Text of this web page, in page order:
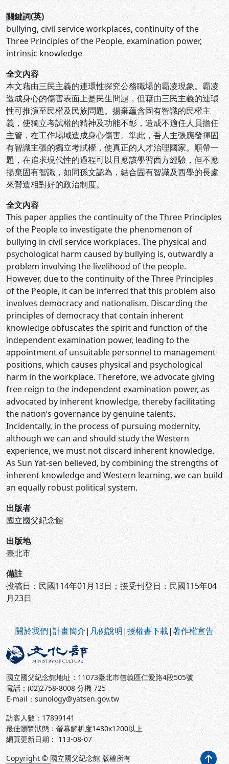
關鍵詞(英)
bullying, civil service workplaces, continuity of the
Three Principles of the People, examination power,
intrinsic knowledge
全文內容
本文藉由三民主義的連環性探究公務職場的霸凌現象。霸凌
造成身心的傷害表面上是民生問題，但藉由三民主義的連環
性可推演至民權及民族問題。揚棄蘊含固有智識的民權主
義，使獨立考試權的精神及功能不彰，造成不適任人員擔任
主管，在工作場域造成身心傷害。準此，吾人主張應發揮固
有智識主張的獨立考試權，使真正的人才治理國家。順帶一
題，在追求現代性的過程可以且應該學習西方經驗，但不應
揚棄固有智識，如同孫文認為，結合固有智識及西學的長處
來營造相對好的政治制度。
全文內容
This paper applies the continuity of the Three Principles
of the People to investigate the phenomenon of
bullying in civil service workplaces. The physical and
psychological harm caused by bullying is, outwardly a
problem involving the livelihood of the people.
However, due to the continuity of the Three Principles
of the People, it can be inferred that this problem also
involves democracy and nationalism. Discarding the
principles of democracy that contain inherent
knowledge obfuscates the spirit and function of the
independent examination power, leading to the
appointment of unsuitable personnel to management
positions, which causes physical and psychological
harm in the workplace. Therefore, we advocate giving
free reign to the independent examination power, as
advocated by inherent knowledge, thereby facilitating
the nation’s governance by genuine talents.
Incidentally, in the process of pursuing modernity,
although we can and should study the Western
experience, we must not discard inherent knowledge.
As Sun Yat-sen believed, by combining the strengths of
inherent knowledge and Western learning, we can build
an equally robust political system.
出版者
國立國父紀念館
出版地
臺北市
備註
投稿日：民國114年01月13日；接受刊登日：民國115年04
月23日
關於我們|計畫簡介| 凡例說明|授權書下載|著作權宣告
國立國父紀念館地址：11073臺北市信義區仁愛路4段505號
電話：(02)2758-8008 分機 725
E-mail：sunology@yatsen.gov.tw
訪客人數： 17899141
最佳瀏覽狀態：螢幕解析度1480x1200以上
網頁更新日期： 113-08-07
Copyright © 國立國父紀念館 版權所有